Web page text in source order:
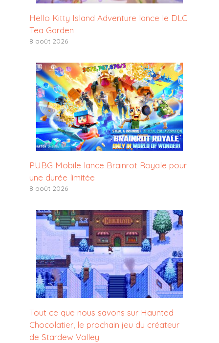
Hello Kitty Island Adventure lance le DLC
Tea Garden
8 août 2026
PUBG Mobile lance Brainrot Royale pour
une durée limitée
8 août 2026
Tout ce que nous savons sur Haunted
Chocolatier, le prochain jeu du créateur
de Stardew Valley